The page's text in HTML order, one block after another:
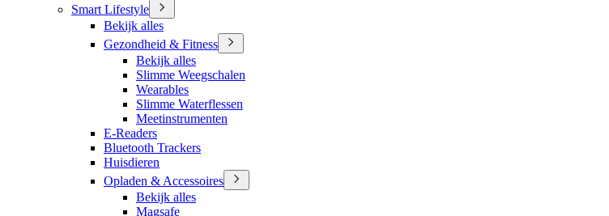
Smart Lifestyle
Bekijk alles
Gezondheid & Fitness
Bekijk alles
Slimme Weegschalen
Wearables
Slimme Waterflessen
Meetinstrumenten
E-Readers
Bluetooth Trackers
Huisdieren
Opladen & Accessoires
Bekijk alles
Magsafe